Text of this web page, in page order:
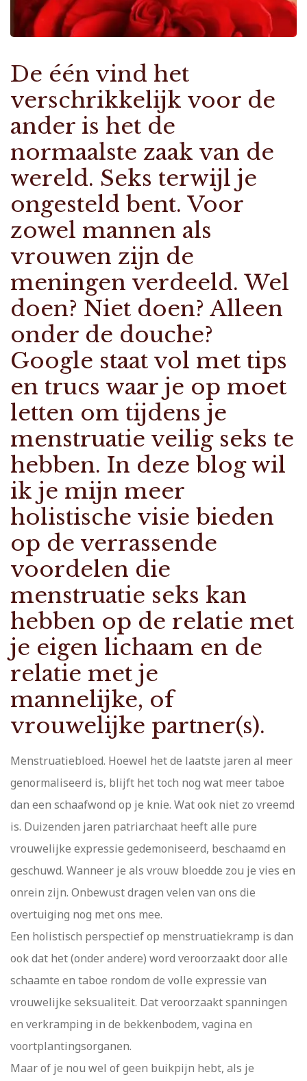
De één vind het
verschrikkelijk voor de
ander is het de
normaalste zaak van de
wereld. Seks terwijl je
ongesteld bent. Voor
zowel mannen als
vrouwen zijn de
meningen verdeeld. Wel
doen? Niet doen? Alleen
onder de douche?
Google staat vol met tips
en trucs waar je op moet
letten om tijdens je
menstruatie veilig seks te
hebben. In deze blog wil
ik je mijn meer
holistische visie bieden
op de verrassende
voordelen die
menstruatie seks kan
hebben op de relatie met
je eigen lichaam en de
relatie met je
mannelijke, of
vrouwelijke partner(s).
Menstruatiebloed. Hoewel het de laatste jaren al meer
genormaliseerd is, blijft het toch nog wat meer taboe
dan een schaafwond op je knie. Wat ook niet zo vreemd
is. Duizenden jaren patriarchaat heeft alle pure
vrouwelijke expressie gedemoniseerd, beschaamd en
geschuwd. Wanneer je als vrouw bloedde zou je vies en
onrein zijn. Onbewust dragen velen van ons die
overtuiging nog met ons mee.
Een holistisch perspectief op menstruatiekramp is dan
ook dat het (onder andere) word veroorzaakt door alle
schaamte en taboe rondom de volle expressie van
vrouwelijke seksualiteit. Dat veroorzaakt spanningen
en verkramping in de bekkenbodem, vagina en
voortplantingsorganen.
Maar of je nou wel of geen buikpijn hebt, als je